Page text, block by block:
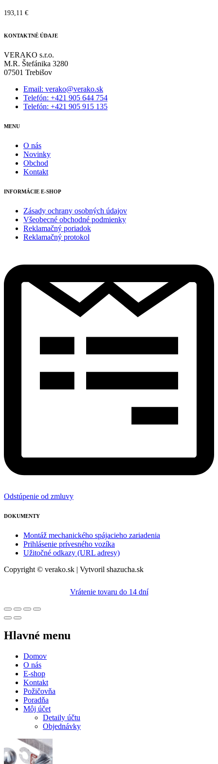
193,11 €
KONTAKTNÉ ÚDAJE
VERAKO s.r.o.
M.R. Štefánika 3280
07501 Trebišov
Email: verako@verako.sk
Telefón: +421 905 644 754
Telefón: +421 905 915 135
MENU
O nás
Novinky
Obchod
Kontakt
INFORMÁCIE E-SHOP
Zásady ochrany osobných údajov
Všeobecné obchodné podmienky
Reklamačný poriadok
Reklamačný protokol
Odstúpenie od zmluvy
DOKUMENTY
Montáž mechanického spájacieho zariadenia
Prihlásenie prívesného vozíka
Užitočné odkazy (URL adresy)
Copyright © verako.sk | Vytvoril shazucha.sk
Vrátenie tovaru do 14 dní
Hlavné menu
Domov
O nás
E-shop
Kontakt
Požičovňa
Poradňa
Môj účet
Detaily účtu
Objednávky